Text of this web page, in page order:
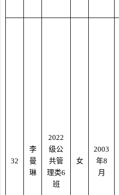
32
李
曼
琳
2022
级公
共管
理类6
班
女
2003
年8
月